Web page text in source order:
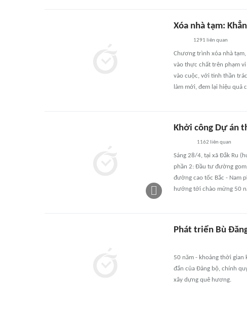
Xóa nhà tạm:
1291 liên quan
Chương trình xóa nhà
vào thực chất trên phạm
vào cuộc, với tinh thần
làm mới, đem lại hiệu
Khởi công Dự án
1162 liên quan
Sáng 28/4, tại xã Đắk Ru
phần 2: Đầu tư đường
đường cao tốc Bắc - Nam
hướng tới chào mừng 50
Phát triển Bù
50 năm - khoảng thời gian
đắn của Đảng bộ, chính
xây dựng quê hương.